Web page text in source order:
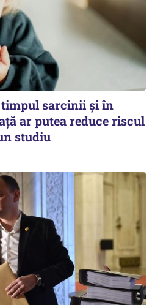
sarcinii și în
ar putea reduce riscul
studiu